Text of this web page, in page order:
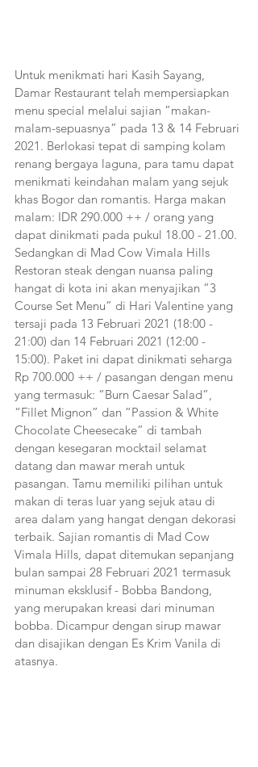
Untuk menikmati hari Kasih Sayang,
Damar Restaurant telah mempersiapkan
menu special melalui sajian ”makan-
malam-sepuasnya” pada 13 & 14 Februari
2021. Berlokasi tepat di samping kolam
renang bergaya laguna, para tamu dapat
menikmati keindahan malam yang sejuk
khas Bogor dan romantis. Harga makan
malam: IDR 290.000 ++ / orang yang
dapat dinikmati pada pukul 18.00 - 21.00.
Sedangkan di Mad Cow Vimala Hills
Restoran steak dengan nuansa paling
hangat di kota ini akan menyajikan “3
Course Set Menu” di Hari Valentine yang
tersaji pada 13 Februari 2021 (18:00 -
21:00) dan 14 Februari 2021 (12:00 -
15:00). Paket ini dapat dinikmati seharga
Rp 700.000 ++ / pasangan dengan menu
yang termasuk: “Burn Caesar Salad”,
“Fillet Mignon” dan “Passion & White
Chocolate Cheesecake” di tambah
dengan kesegaran mocktail selamat
datang dan mawar merah untuk
pasangan. Tamu memiliki pilihan untuk
makan di teras luar yang sejuk atau di
area dalam yang hangat dengan dekorasi
terbaik. Sajian romantis di Mad Cow
Vimala Hills, dapat ditemukan sepanjang
bulan sampai 28 Februari 2021 termasuk
minuman eksklusif - Bobba Bandong,
yang merupakan kreasi dari minuman
bobba. Dicampur dengan sirup mawar
dan disajikan dengan Es Krim Vanila di
atasnya.